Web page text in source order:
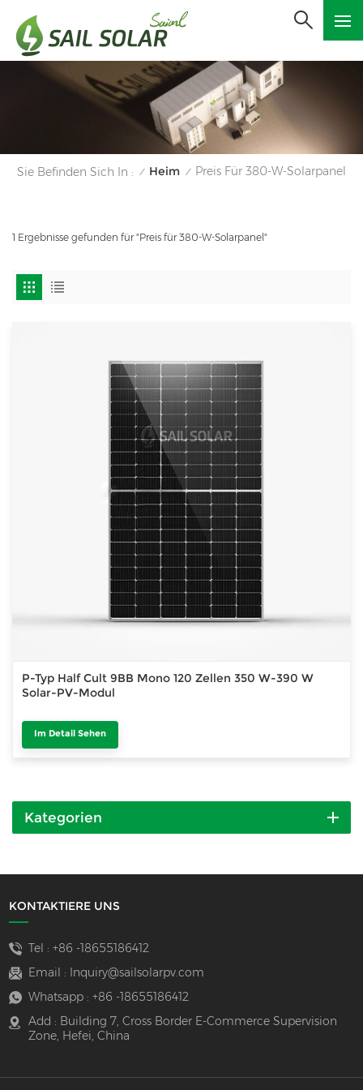
Sie Befinden Sich In : / Heim / Preis Für 380-W-Solarpanel
1 Ergebnisse gefunden für "Preis für 380-W-Solarpanel"
P-Typ Half Cult 9BB Mono 120 Zellen 350 W-390 W
Solar-PV-Modul
Im Detail Sehen
Kategorien
KONTAKTIERE UNS
Tel : +86 -18655186412
Email :
Inquiry@sailsolarpv.com
Whatsapp : +86 -18655186412
Add : Building 7, Cross Border E-Commerce Supervision
Zone, Hefei, China